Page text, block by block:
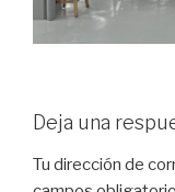
Deja una
Tu dirección de